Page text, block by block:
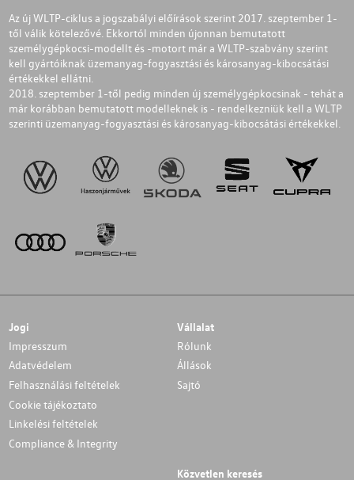
Az új WLTP-ciklus a jogszabályi előírások szerint 2017. szeptember 1-
től válik kötelezővé. Ekkortól minden újonnan bemutatott
személygépkocsi-modellt és -motort már a WLTP-szabvány szerint
kell gyártóiknak üzemanyag-fogyasztási és károsanyag-kibocsátási
értékekkel ellátni.
2018. szeptember 1-től pedig minden új személygépkocsinak - tehát a
már korábban bemutatott modelleknek is - rendelkezniük kell a WLTP
szerinti üzemanyag-fogyasztási és károsanyag-kibocsátási értékekkel.
Jogi
Impresszum
Adatvédelem
Felhasználási feltételek
Cookie tájékoztato
Linkelési feltételek
Compliance & Integrity
Vállalat
Rólunk
Állások
Sajtó
Közvetlen keresés